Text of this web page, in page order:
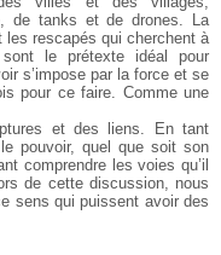
de tanks et de drones. La
les rescapés qui cherchent à
sont le prétexte idéal pour
s’impose par la force et se
pour ce faire. Comme une
et des liens. En tant
pouvoir, quel que soit son
comprendre les voies qu’il
de cette discussion, nous
sens qui puissent avoir des